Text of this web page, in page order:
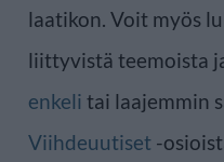
laatikon. Voit myös
liittyvistä teemoista
enkeli tai laajemmin
Viihdeuutiset -